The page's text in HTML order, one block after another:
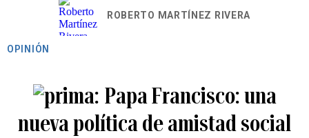
ROBERTO MARTÍNEZ RIVERA
OPINIÓN
Papa Francisco: una
nueva política de amistad social